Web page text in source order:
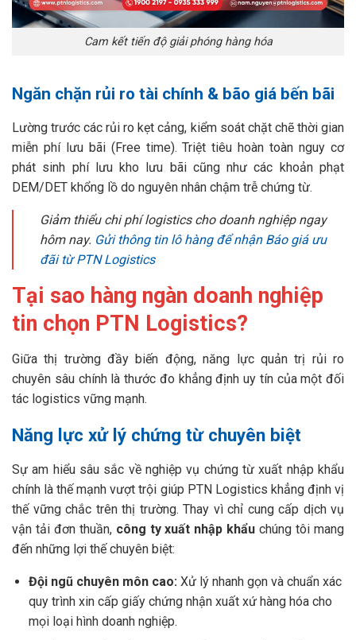
Cam kết tiến độ giải phóng hàng hóa
Ngăn chặn rủi ro tài chính & bão giá bến bãi
Lường trước các rủi ro kẹt cảng, kiểm soát chặt chẽ thời gian
miễn phí lưu bãi (Free time). Triệt tiêu hoàn toàn nguy cơ
phát sinh phí lưu kho lưu bãi cũng như các khoản phạt
DEM/DET khổng lồ do nguyên nhân chậm trễ chứng từ.
Giảm thiểu chi phí logistics cho doanh nghiệp ngay
hôm nay. Gửi thông tin lô hàng để nhận Báo giá ưu
đãi từ PTN Logistics
Tại sao hàng ngàn doanh nghiệp
tin chọn PTN Logistics?
Giữa thị trường đầy biến động, năng lực quản trị rủi ro
chuyên sâu chính là thước đo khẳng định uy tín của một đối
tác logistics vững mạnh.
Năng lực xử lý chứng từ chuyên biệt
Sự am hiểu sâu sắc về nghiệp vụ chứng từ xuất nhập khẩu
chính là thế mạnh vượt trội giúp PTN Logistics khẳng định vị
thế vững chắc trên thị trường. Thay vì chỉ cung cấp dịch vụ
vận tải đơn thuần, công ty xuất nhập khẩu chúng tôi mang
đến những lợi thế chuyên biệt:
Đội ngũ chuyên môn cao:Xử lý nhanh gọn và chuẩn xác
quy trình xin cấp giấy chứng nhận xuất xứ hàng hóa cho
mọi loại hình doanh nghiệp.